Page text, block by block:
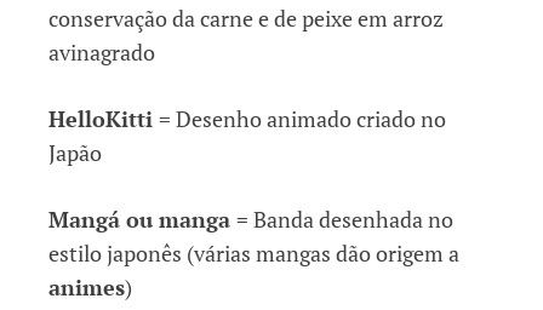
conservação da carne e de peixe em arroz
avinagrado
HelloKitti = Desenho animado criado no
Japão
Mangá ou manga = Banda desenhada no
estilo japonês (várias mangas dão origem a
animes)